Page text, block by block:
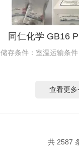
同仁化学 GB16
储存条件：室温运输条
查看更多
共 2587